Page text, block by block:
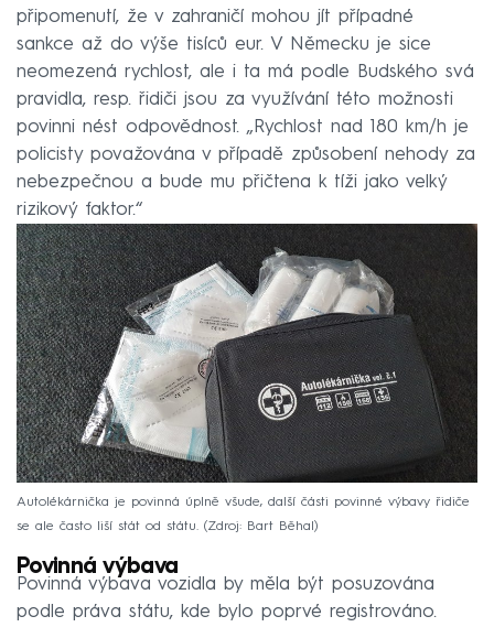
připomenutí, že v zahraničí mohou jít případné
sankce až do výše tisíců eur. V Německu je sice
neomezená rychlost, ale i ta má podle Budského svá
pravidla, resp. řidiči jsou za využívání této možnosti
povinni nést odpovědnost. „Rychlost nad 180 km/h je
policisty považována v případě způsobení nehody za
nebezpečnou a bude mu přičtena k tíži jako velký
rizikový faktor.“
Autolékárnička je povinná úplně všude, další části povinné výbavy řidiče
se ale často liší stát od státu.
Zdroj: Bart Běhal
Povinná výbava
Povinná výbava vozidla by měla být posuzována
podle práva státu, kde bylo poprvé registrováno.